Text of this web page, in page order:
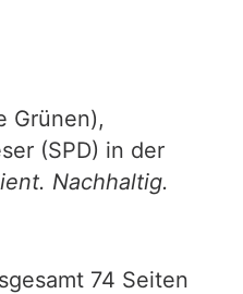
Grünen),
(SPD) in der
Nachhaltig.
74 Seiten